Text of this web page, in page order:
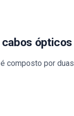
ópticos
composto por